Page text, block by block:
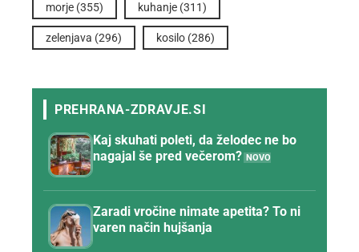
morje (355) kuhanje (311)
zelenjava (296) kosilo (286)
Kaj skuhati poleti, da želodec ne bo
nagajal še pred večerom?
Zaradi vročine nimate apetita? To ni
varen način hujšanja